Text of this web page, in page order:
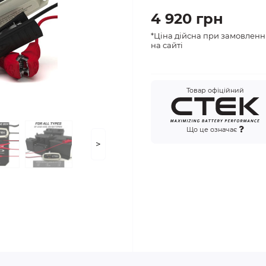
>
4 920 грн
*Ціна дійсна при
на сайті
Товар офіційний
Що це означає